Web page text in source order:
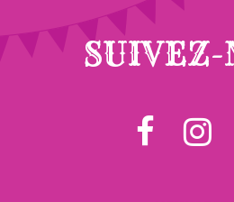
SUIVEZ-